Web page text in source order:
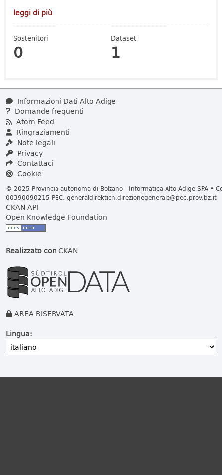
leggi di più
Sostenitori
0
Dataset
1
Informazioni Dati Alto Adige
Domande frequenti
Atom Feed
Ringraziamenti
Note legali
Privacy
Contattaci
Cookie
© 2025 Provincia autonoma di Bolzano - Informatica Alto Adige SPA •
00390090215 PEC: generaldirektion.direzionegenerale@pec.prov.bz.it
CKAN API
Open Knowledge Foundation
Realizzato conCKAN
AREA RISERVATA
Lingua